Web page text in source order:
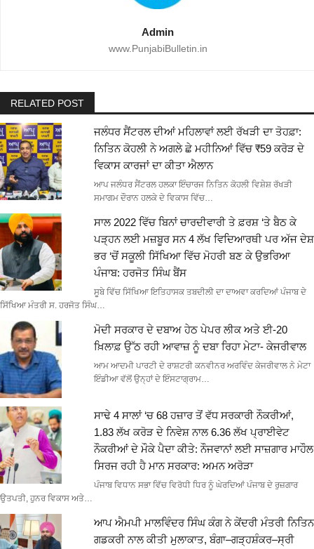
Admin
www.PunjabiBulletin.in
RELATED POST
ਜਲੰਧਰ ਸੈਂਟਰਲ ਦੀਆਂ ਮਹਿਲਾਵਾਂ ਲਈ ਰੱਖੜੀ ਦਾ ਤੋਹਫ਼ਾ:
ਨਿਤਿਨ ਕੋਹਲੀ ਨੇ ਅਗਲੇ ਛੇ ਮਹੀਨਿਆਂ ਵਿੱਚ ₹59 ਕਰੋੜ ਦੇ
ਵਿਕਾਸ ਕਾਰਜਾਂ ਦਾ ਕੀਤਾ ਐਲਾਨ
ਆਪ ਜਲੰਧਰ ਸੈਂਟਰਲ ਹਲਕਾ ਇੰਚਾਰਜ ਨਿਤਿਨ ਕੋਹਲੀ ਵਿਸ਼ੇਸ਼ ਰੱਖੜੀ
ਸਮਾਗਮ ਦੌਰਾਨ ਹਲਕੇ ਦੇ ਵਿਕਾਸ ਵਿੱਚ…
ਸਾਲ 2022 ਵਿੱਚ ਬਿਨਾਂ ਚਾਰਦੀਵਾਰੀ ਤੇ ਫ਼ਰਸ਼ ‘ਤੇ ਬੈਠ ਕੇ
ਪੜ੍ਹਨ ਲਈ ਮਜ਼ਬੂਰ ਸਨ 4 ਲੱਖ ਵਿਦਿਆਰਥੀ ਪਰ ਅੱਜ ਦੇਸ਼
ਭਰ ‘ਚੋਂ ਸਕੂਲੀ ਸਿੱਖਿਆ ਵਿੱਚ ਮੋਹਰੀ ਬਣ ਕੇ ਉਭਰਿਆ
ਪੰਜਾਬ: ਹਰਜੋਤ ਸਿੰਘ ਬੈਂਸ
ਸੂਬੇ ਵਿੱਚ ਸਿੱਖਿਆ ਇਤਿਹਾਸਕ ਤਬਦੀਲੀ ਦਾ ਦਾਅਵਾ ਕਰਦਿਆਂ ਪੰਜਾਬ ਦੇ
ਸਿੱਖਿਆ ਮੰਤਰੀ ਸ. ਹਰਜੋਤ ਸਿੰਘ…
ਮੋਦੀ ਸਰਕਾਰ ਦੇ ਦਬਾਅ ਹੇਠ ਪੇਪਰ ਲੀਕ ਅਤੇ ਈ-20
ਖ਼ਿਲਾਫ਼ ਉੱਠ ਰਹੀ ਆਵਾਜ਼ ਨੂੰ ਦਬਾ ਰਿਹਾ ਮੇਟਾ- ਕੇਜਰੀਵਾਲ
ਆਮ ਆਦਮੀ ਪਾਰਟੀ ਦੇ ਰਾਸ਼ਟਰੀ ਕਨਵੀਨਰ ਅਰਵਿੰਦ ਕੇਜਰੀਵਾਲ ਨੇ ਮੇਟਾ
ਇੰਡੀਆ ਵੱਲੋਂ ਉਨ੍ਹਾਂ ਦੇ ਇੰਸਟਾਗ੍ਰਾਮ…
ਸਾਢੇ 4 ਸਾਲਾਂ ‘ਚ 68 ਹਜ਼ਾਰ ਤੋਂ ਵੱਧ ਸਰਕਾਰੀ ਨੌਕਰੀਆਂ,
1.83 ਲੱਖ ਕਰੋੜ ਦੇ ਨਿਵੇਸ਼ ਨਾਲ 6.36 ਲੱਖ ਪ੍ਰਾਈਵੇਟ
ਨੌਕਰੀਆਂ ਦੇ ਮੌਕੇ ਪੈਦਾ ਕੀਤੇ: ਨੌਜਵਾਨਾਂ ਲਈ ਸਾਜ਼ਗਾਰ ਮਾਹੌਲ
ਸਿਰਜ ਰਹੀ ਹੈ ਮਾਨ ਸਰਕਾਰ: ਅਮਨ ਅਰੋੜਾ
ਪੰਜਾਬ ਵਿਧਾਨ ਸਭਾ ਵਿੱਚ ਵਿਰੋਧੀ ਧਿਰ ਨੂੰ ਘੇਰਦਿਆਂ ਪੰਜਾਬ ਦੇ ਰੁਜ਼ਗਾਰ
ਉਤਪਤੀ, ਹੁਨਰ ਵਿਕਾਸ ਅਤੇ…
ਆਪ ਐਮਪੀ ਮਾਲਵਿੰਦਰ ਸਿੰਘ ਕੰਗ ਨੇ ਕੇਂਦਰੀ ਮੰਤਰੀ ਨਿਤਿਨ
ਗਡਕਰੀ ਨਾਲ ਕੀਤੀ ਮੁਲਾਕਾਤ, ਬੰਗਾ–ਗੜ੍ਹਸ਼ੰਕਰ–ਸ੍ਰੀ